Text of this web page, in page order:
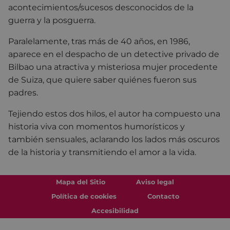
acontecimientos/sucesos desconocidos de la
guerra y la posguerra.
Paralelamente, tras más de 40 años, en 1986,
aparece en el despacho de un detective privado de
Bilbao una atractiva y misteriosa mujer procedente
de Suiza, que quiere saber quiénes fueron sus
padres.
Tejiendo estos dos hilos, el autor ha compuesto una
historia viva con momentos humorísticos y
también sensuales, aclarando los lados más oscuros
de la historia y transmitiendo el amor a la vida.
Mapa del Sitio
Aviso legal
Política de cookies
Contacto
Accesibilidad